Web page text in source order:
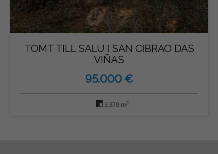
TOMT TILL SALU I SAN CIBRAO DAS
VIÑAS
95.000 €
3.378 m2